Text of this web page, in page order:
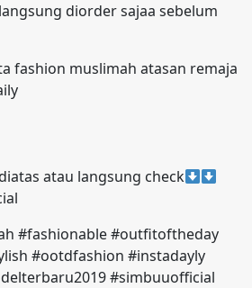
diorder sajaa sebelum
fashion muslimah atasan remaja
atau langsung check
#fashionable #outfitoftheday
#ootdfashion #instadayly
#simbuuofficial